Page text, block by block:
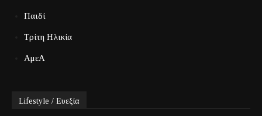
Παιδί
Τρίτη Ηλικία
ΑμεΑ
Lifestyle / Ευεξία